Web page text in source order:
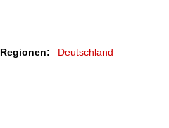
Regionen: Deutschland